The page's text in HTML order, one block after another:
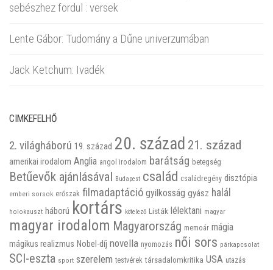
sebészhez fordul : versek
Lente Gábor: Tudomány a Dűne univerzumában
Jack Ketchum: Ivadék
CIMKEFELHŐ
2. világháború 19. század 20. század 21. század
amerikai irodalom Anglia angol irodalom barátság betegség
Betűevők ajánlásával Budapest család családregény disztópia
emberi sorsok erőszak filmadaptáció gyilkosság gyász halál
holokauszt háború kortárs kötelező Listák lélektani magyar
magyar irodalom Magyarország memoár mágia
mágikus realizmus Nobel-díj novella nyomozás női sors párkapcsolat
SCI-eszta sport szerelem testvérek társadalomkritika USA utazás